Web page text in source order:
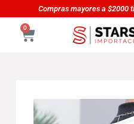
to
content
Compras mayores a $2000
0
CART